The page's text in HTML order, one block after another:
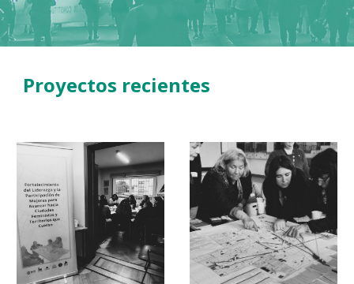
Proyectos recientes